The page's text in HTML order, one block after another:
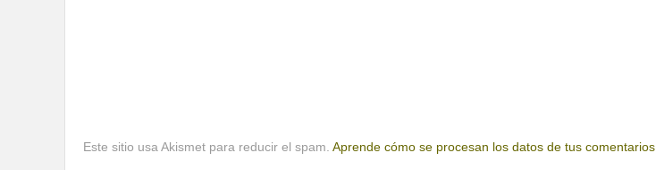
Este sitio usa Akismet para reducir el spam. Aprende cómo se procesan los datos de tus comentarios.